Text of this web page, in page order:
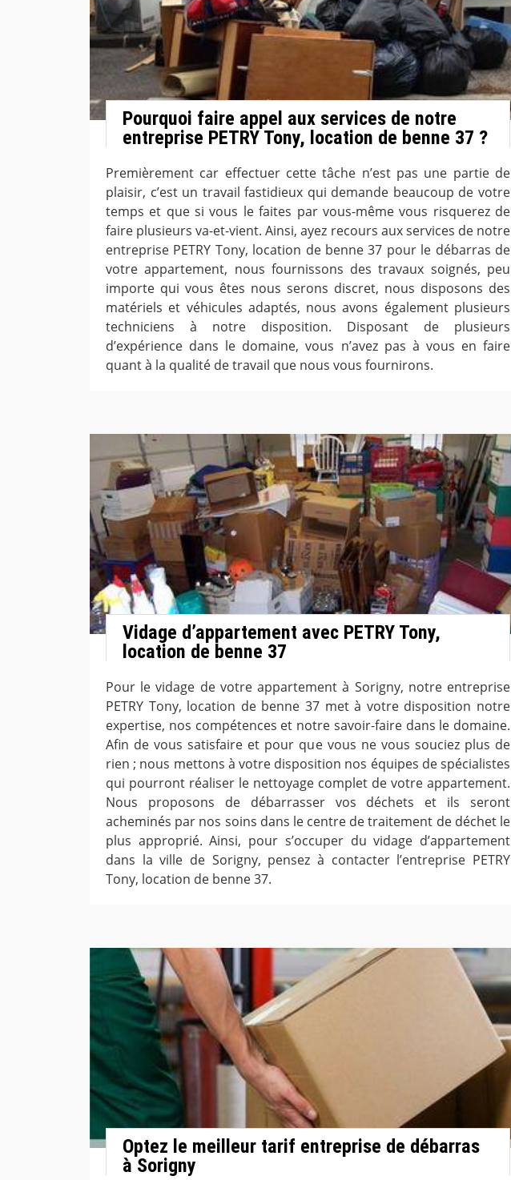
Pourquoi faire appel aux services de notre
entreprise PETRY Tony, location de benne 37 ?
Premièrement car effectuer cette tâche n’est pas une partie de
plaisir, c’est un travail fastidieux qui demande beaucoup de votre
temps et que si vous le faites par vous-même vous risquerez de
faire plusieurs va-et-vient. Ainsi, ayez recours aux services de notre
entreprise PETRY Tony, location de benne 37 pour le débarras de
votre appartement, nous fournissons des travaux soignés, peu
importe qui vous êtes nous serons discret, nous disposons des
matériels et véhicules adaptés, nous avons également plusieurs
techniciens à notre disposition. Disposant de plusieurs
d’expérience dans le domaine, vous n’avez pas à vous en faire
quant à la qualité de travail que nous vous fournirons.
Vidage d’appartement avec PETRY Tony,
location de benne 37
Pour le vidage de votre appartement à Sorigny, notre entreprise
PETRY Tony, location de benne 37 met à votre disposition notre
expertise, nos compétences et notre savoir-faire dans le domaine.
Afin de vous satisfaire et pour que vous ne vous souciez plus de
rien ; nous mettons à votre disposition nos équipes de spécialistes
qui pourront réaliser le nettoyage complet de votre appartement.
Nous proposons de débarrasser vos déchets et ils seront
acheminés par nos soins dans le centre de traitement de déchet le
plus approprié. Ainsi, pour s’occuper du vidage d’appartement
dans la ville de Sorigny, pensez à contacter l’entreprise PETRY
Tony, location de benne 37.
Optez le meilleur tarif entreprise de débarras
à Sorigny